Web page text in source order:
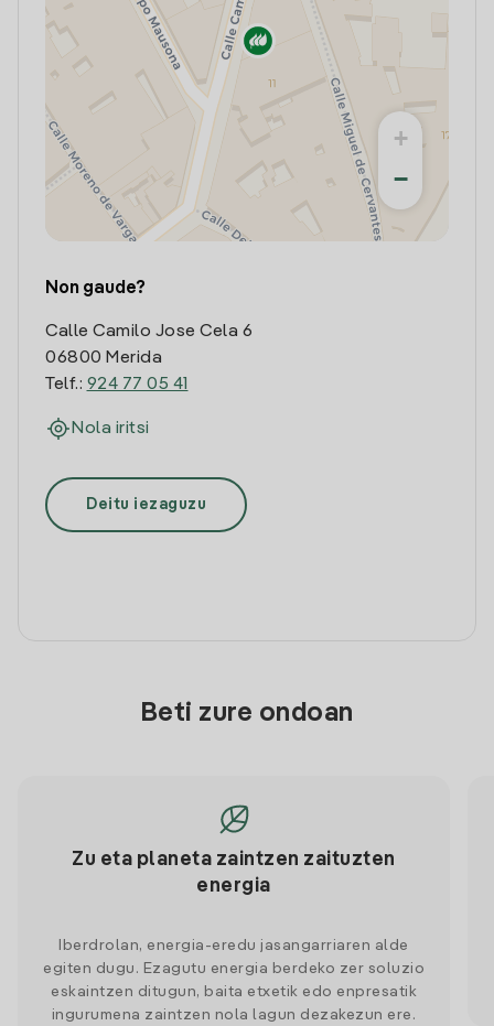
+
−
Non gaude?
Calle Camilo Jose Cela 6
06800 Merida
Telf.: 924 77 05 41
Nola iritsi
Deitu iezaguzu
Beti zure ondoan
Zu eta planeta zaintzen zaituzten
energia
Iberdrolan, energia-eredu jasangarriaren alde
egiten dugu. Ezagutu energia berdeko zer soluzio
eskaintzen ditugun, baita etxetik edo enpresatik
ingurumena zaintzen nola lagun dezakezun ere.